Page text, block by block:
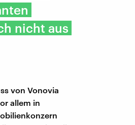
nicht aus
von Vonovia
allem in